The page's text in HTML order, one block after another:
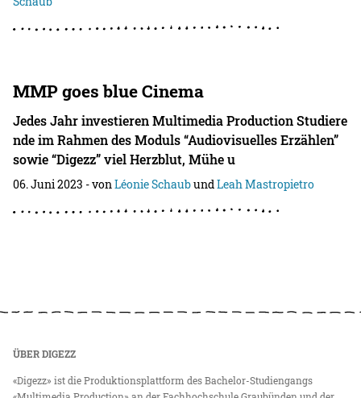
MMP goes blue Cinema
Jedes Jahr investieren Multimedia Production Studiere
nde im Rahmen des Moduls “Audiovisuelles Erzählen”
sowie “Digezz” viel Herzblut, Mühe u
06. Juni 2023 - vonLéonie SchaubundLeah Mastropietro
ÜBER DIGEZZ
«Digezz» ist die Produktionsplattform des Bachelor-Studiengangs